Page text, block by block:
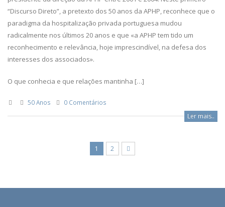
“Discurso Direto”, a pretexto dos 50 anos da APHP, reconhece que o
paradigma da hospitalização privada portuguesa mudou
radicalmente nos últimos 20 anos e que «a APHP tem tido um
reconhecimento e relevância, hoje imprescindível, na defesa dos
interesses dos associados».
O que conhecia e que relações mantinha […]
50 Anos 0 Comentários
Ler mais..
1 2